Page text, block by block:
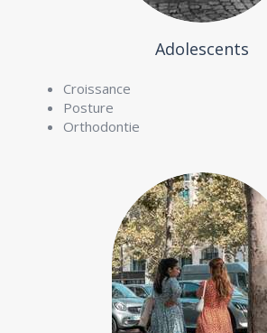
Adolescents
Croissance
Posture
Orthodontie